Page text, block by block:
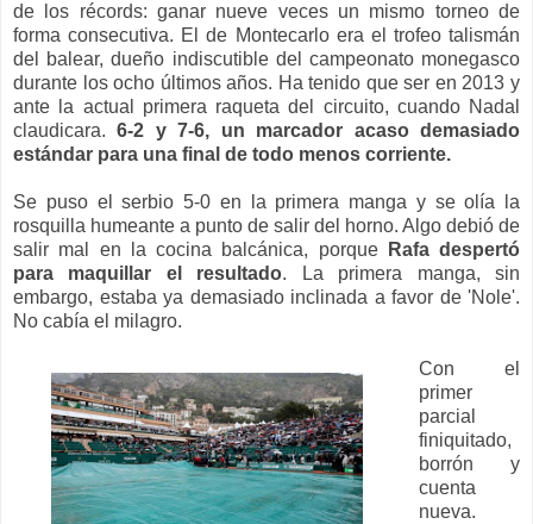
de los récords: ganar nueve veces un mismo torneo de
forma consecutiva. El de Montecarlo era el trofeo talismán
del balear, dueño indiscutible del campeonato monegasco
durante los ocho últimos años. Ha tenido que ser en 2013 y
ante la actual primera raqueta del circuito, cuando Nadal
claudicara.6-2 y 7-6, un marcador acaso demasiado
estándar para una final de todo menos corriente.
Se puso el serbio 5-0 en la primera manga y se olía la
rosquilla humeante a punto de salir del horno. Algo debió de
salir mal en la cocina balcánica, porque
Rafa despertó
para maquillar el resultado. La primera manga, sin
embargo, estaba ya demasiado inclinada a favor de 'Nole'.
No cabía el milagro.
Con el
primer
parcial
finiquitado,
borrón y
cuenta
nueva.